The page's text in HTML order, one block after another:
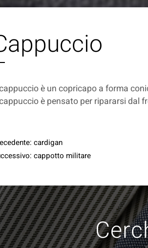
è un copricapo a forma
è pensato per ripararsi dal
cardigan
cappotto militare